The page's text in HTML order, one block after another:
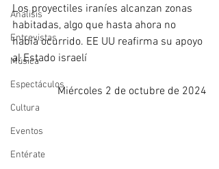
Analisis
Entrevistas
Música
Espectáculos
Cultura
Eventos
Entérate
Los proyectiles iraníes alcanzan zonas
habitadas, algo que hasta ahora no
había ocurrido. EE UU reafirma su apoyo
al Estado israelí
Miércoles 2 de octubre de 2024